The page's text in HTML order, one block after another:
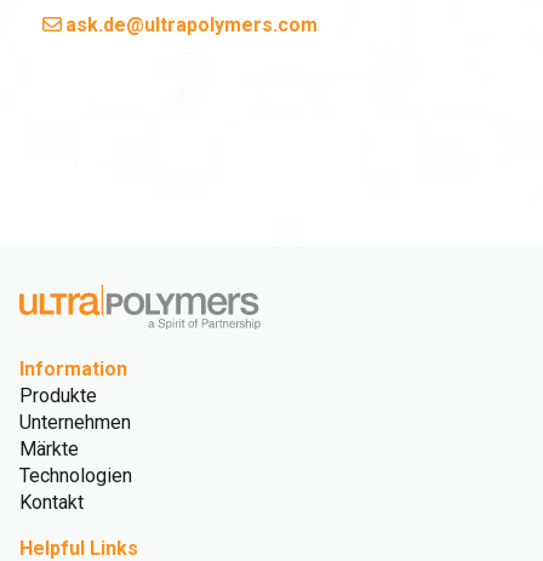
ask.de@ultrapolymers.com
Information
Produkte
Unternehmen
Märkte
Technologien
Kontakt
Helpful Links